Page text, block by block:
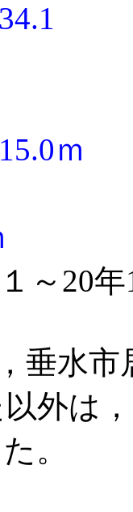
34.1
15.0ｍ
～20
垂水市
外は
。